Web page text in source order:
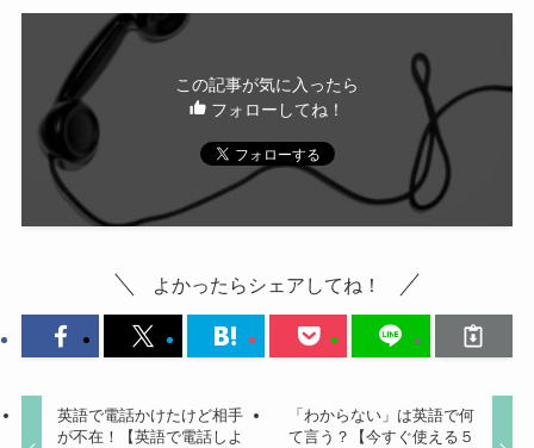
この記事が気に入ったら
フォローしてね！
よかったらシェアしてね！
英語で電話かけたけど相手
が不在！【英語で電話しよ
「わからない」は英語で何
て言う？【今すぐ使える５